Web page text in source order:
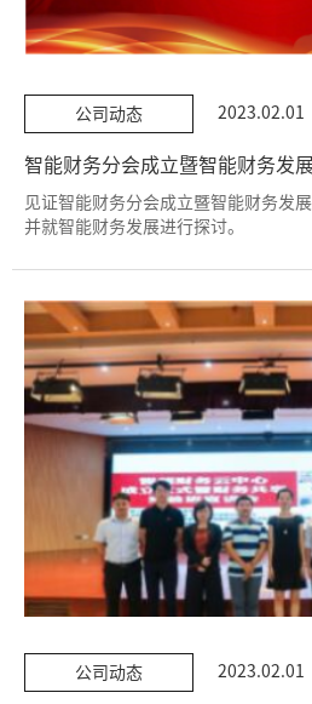
公司动态 2023.02.01
见证智能财务分会成立暨智能财务发
并就智能财务发展进行探讨。
公司动态 2023.02.01